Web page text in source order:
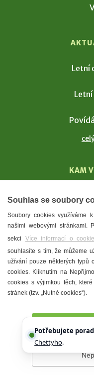
Letní
KAM
T.
Prohlášení o
Souhlas se soubory
Soubory cookies využíváme
našimi webovými stránkami.
sekci Více informací o
souhlasíte s tím, že můžeme
užívání pouze některých typů
cookies. Kliknutím na
cookies s výjimkou těch,
stránek (tzv. „Nutné cookies“).
Potřebujete
Chettyho.